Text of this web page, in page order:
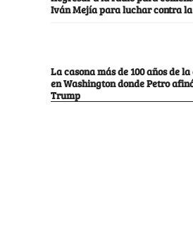
Iván Mejía para luchar contra
La casona más de 100 años de
en Washington donde Petro
Trump